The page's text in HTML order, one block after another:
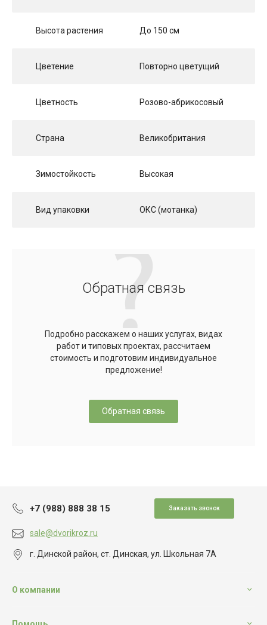
Высота растения До 150 см
Цветение Повторно цветущий
Цветность Розово-абрикосовый
Страна Великобритания
Зимостойкость Высокая
Вид упаковки ОКС (мотанка)
Обратная связь
Подробно расскажем о наших услугах, видах
работ и типовых проектах, рассчитаем
стоимость и подготовим индивидуальное
предложение!
Обратная связь
+7 (988) 888 38 15 Заказать звонок
sale@dvorikroz.ru
г. Динской район, ст. Динская, ул. Школьная 7А
О компании